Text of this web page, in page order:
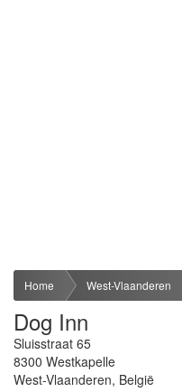
Home West-Vlaanderen
Dog Inn
Sluisstraat 65
8300 Westkapelle
West-Vlaanderen, België